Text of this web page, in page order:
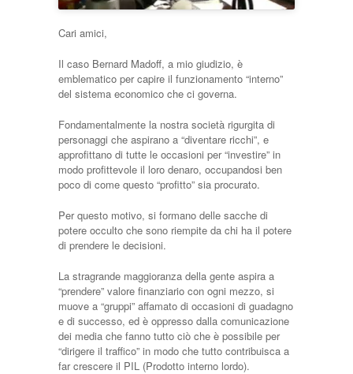
Cari amici,
Il caso Bernard Madoff, a mio giudizio, è
emblematico per capire il funzionamento “interno”
del sistema economico che ci governa.
Fondamentalmente la nostra società rigurgita di
personaggi che aspirano a “diventare ricchi”, e
approfittano di tutte le occasioni per “investire” in
modo profittevole il loro denaro, occupandosi ben
poco di come questo “profitto” sia procurato.
Per questo motivo, si formano delle sacche di
potere occulto che sono riempite da chi ha il potere
di prendere le decisioni.
La stragrande maggioranza della gente aspira a
“prendere” valore finanziario con ogni mezzo, si
muove a “gruppi” affamato di occasioni di guadagno
e di successo, ed è oppresso dalla comunicazione
dei media che fanno tutto ciò che è possibile per
“dirigere il traffico” in modo che tutto contribuisca a
far crescere il PIL (Prodotto interno lordo).